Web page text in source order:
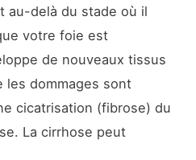
au-delà du stade où il
votre foie est
de nouveaux tissus
les dommages sont
cicatrisation (fibrose) du
La cirrhose peut